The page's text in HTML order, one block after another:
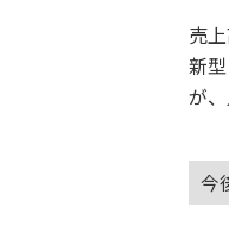
売
新
が
今